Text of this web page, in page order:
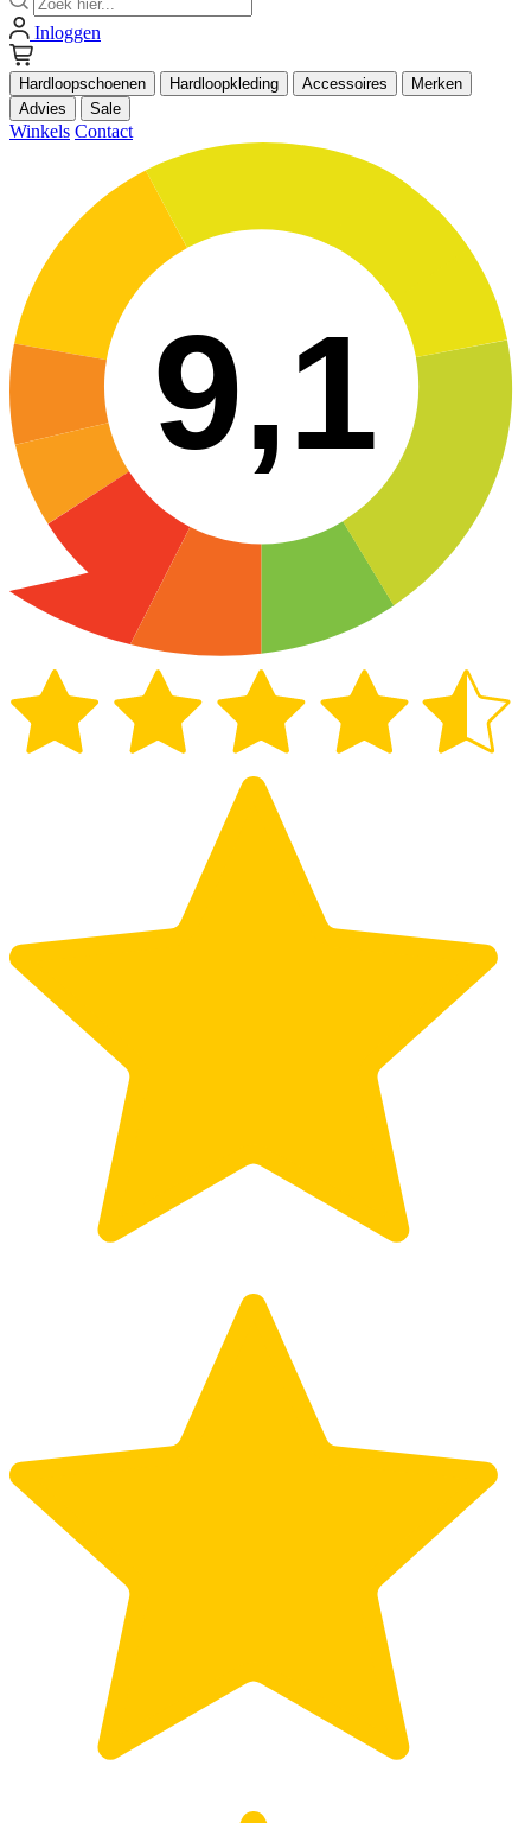
Inloggen
Hardloopschoenen Hardloopkleding Accessoires
Merken
Advies
Sale
Winkels Contact
9,1